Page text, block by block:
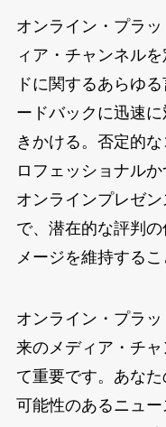
オンライン・プラ
ィア・チャンネル
ドに関するあらゆ
ードバックに迅速
きかける。否定的
ロフェッショナル
オンラインプレゼ
で、潜在的な評判
メージを維持するこ
オンライン・プラ
来のメディア・チ
て重要です。あな
可能性のあるニュ